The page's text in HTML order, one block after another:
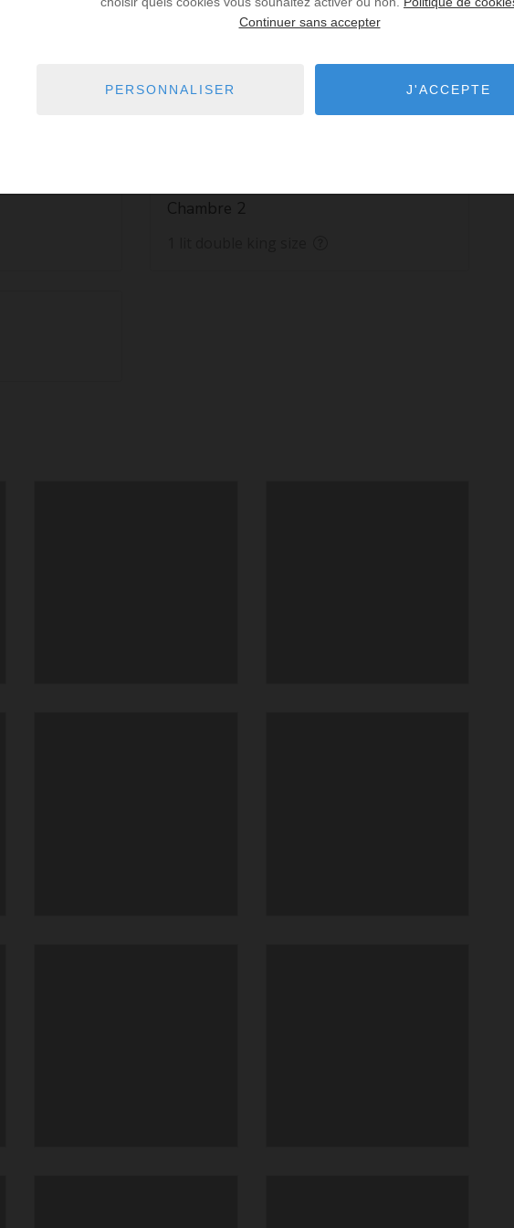
Chambre 2
Continuer sans accepter
PERSONNALISER J'ACCEPTE